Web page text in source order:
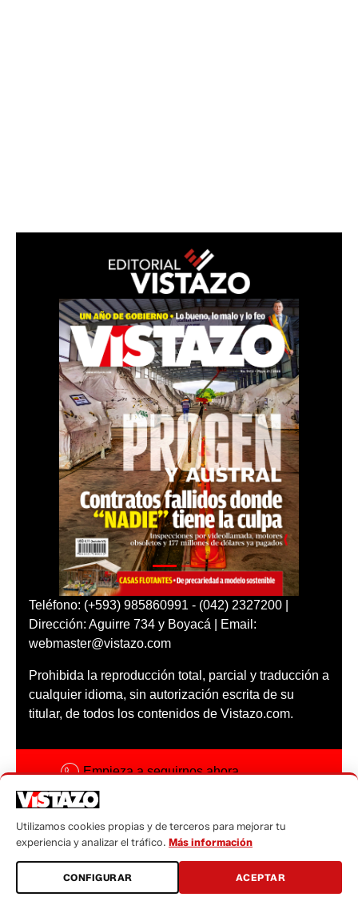
Teléfono: (+593) 985860991 - (042) 2327200 |
Dirección: Aguirre 734 y Boyacá | Email:
webmaster@vistazo.com
Prohibida la reproducción total, parcial y traducción a
cualquier idioma, sin autorización escrita de su
titular, de todos los contenidos de Vistazo.com.
Empieza a seguirnos ahora
Código ética
Sugerencias a:
sugerencias@vistazo.com
Utilizamos cookies propias y de terceros para mejorar tu
experiencia y analizar el tráfico. Más información
CONFIGURAR ACEPTAR